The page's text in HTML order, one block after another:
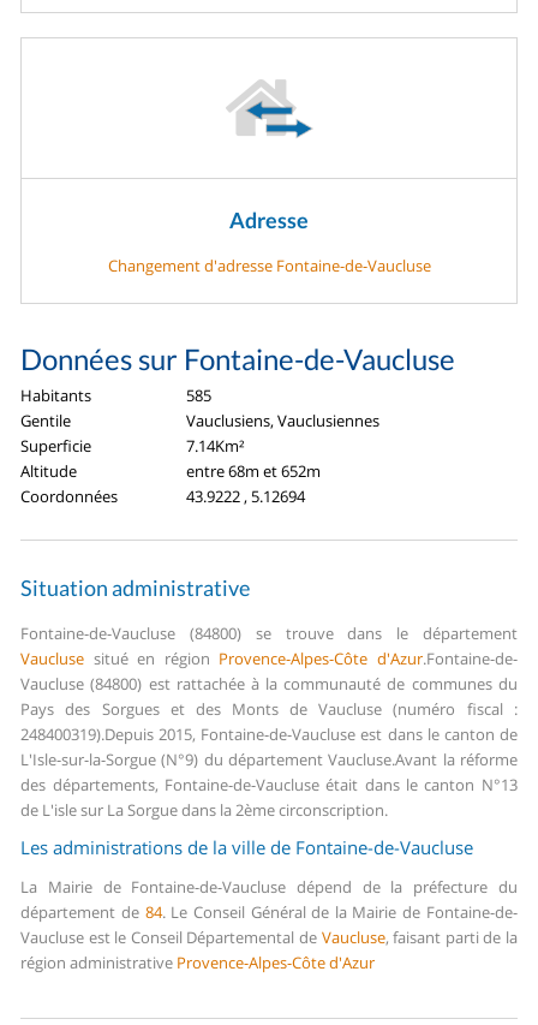
Adresse
Changement d'adresse Fontaine-de-Vaucluse
Données sur Fontaine-de-Vaucluse
Habitants
585
Gentile
Vauclusiens, Vauclusiennes
Superficie
7.14Km²
Altitude
entre 68m et 652m
Coordonnées
43.9222 , 5.12694
Situation administrative
Fontaine-de-Vaucluse (84800) se trouve dans le département
Vaucluse situé en région Provence-Alpes-Côte d'Azur.Fontaine-de-
Vaucluse (84800) est rattachée à la communauté de communes du
Pays des Sorgues et des Monts de Vaucluse (numéro fiscal :
248400319).Depuis 2015, Fontaine-de-Vaucluse est dans le canton de
L'Isle-sur-la-Sorgue (N°9) du département Vaucluse.Avant la réforme
des départements, Fontaine-de-Vaucluse était dans le canton N°13
de L'isle sur La Sorgue dans la 2ème circonscription.
Les administrations de la ville de Fontaine-de-Vaucluse
La Mairie de Fontaine-de-Vaucluse dépend de la préfecture du
département de 84.Le Conseil Général de la Mairie de Fontaine-de-
Vaucluse est le Conseil Départemental de Vaucluse, faisant parti de la
région administrative Provence-Alpes-Côte d'Azur